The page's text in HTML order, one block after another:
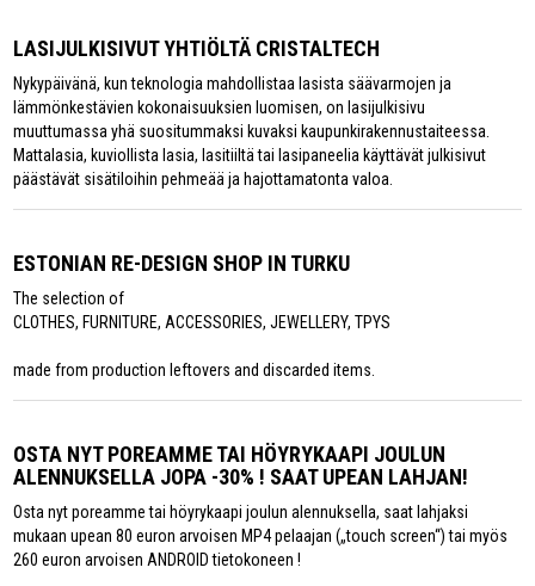
LASIJULKISIVUT YHTIÖLTÄ CRISTALTECH
Nykypäivänä, kun teknologia mahdollistaa lasista säävarmojen ja
lämmönkestävien kokonaisuuksien luomisen, on lasijulkisivu
muuttumassa yhä suositummaksi kuvaksi kaupunkirakennustaiteessa.
Mattalasia, kuviollista lasia, lasitiiltä tai lasipaneelia käyttävät julkisivut
päästävät sisätiloihin pehmeää ja hajottamatonta valoa.
ESTONIAN RE-DESIGN SHOP IN TURKU
The selection of
CLOTHES, FURNITURE, ACCESSORIES, JEWELLERY, TPYS
made from production leftovers and discarded items.
OSTA NYT POREAMME TAI HÖYRYKAAPI JOULUN
ALENNUKSELLA JOPA -30% ! SAAT UPEAN LAHJAN!
Osta nyt poreamme tai höyrykaapi joulun alennuksella, saat lahjaksi
mukaan upean 80 euron arvoisen MP4 pelaajan („touch screen“) tai myös
260 euron arvoisen ANDROID tietokoneen !